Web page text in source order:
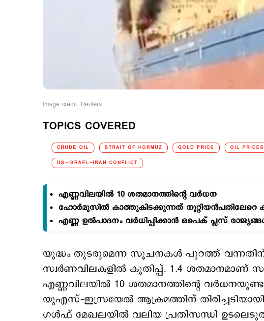
Image credit: Reuters
TOPICS COVERED
CRUDE OIL STRAIT OF HORMUZ GOLD PRICE OIL PRICES
US-ISRAEL-IRAN CONFLICT
എണ്ണവിലയില്‍ 10 ശതമാനത്തിന്‍റെ വര്‍ധന
ഹോര്‍മുസില്‍ കാത്തുകിടക്കുന്നത് നൂറ്റിയന്‍പതിലേറെ
എണ്ണ ഉല്‍പാദനം വര്‍ധിപ്പിക്കാന്‍ ഒപെക് പ്ലസ്
യുദ്ധം തുടരുമെന്ന സൂചനകള്‍ പുറത്ത് വന്നതിന്
സ്വര്‍ണവിലകളില്‍ കുതിപ്പ്. 1.4 ശതമാനമാണ്
എണ്ണവിലയില്‍ 10 ശതമാനത്തിന്‍റെ
യുഎസ്–ഇസ്രയേല്‍ ആക്രമത്തിന്
ഗള്‍ഫ് മേഖലയില്‍ വലിയ പ്രതിസന്ധി